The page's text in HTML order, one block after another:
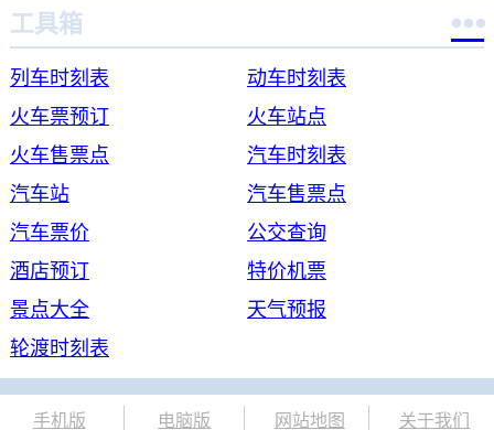
工具箱 
列车时刻表
动车时刻表
火车票预订
火车站点
火车售票点
汽车时刻表
汽车站
汽车售票点
汽车票价
公交查询
酒店预订
特价机票
景点大全
天气预报
轮渡时刻表
手机版 电脑版 网站地图 关于我们